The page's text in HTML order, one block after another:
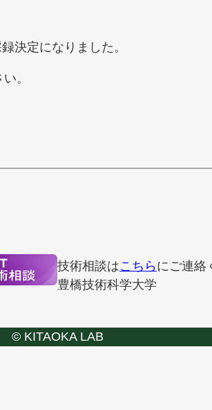
決定になりました。
。
技術相談はこちらにご連絡
豊橋技術科学大学
© KITAOKA LAB